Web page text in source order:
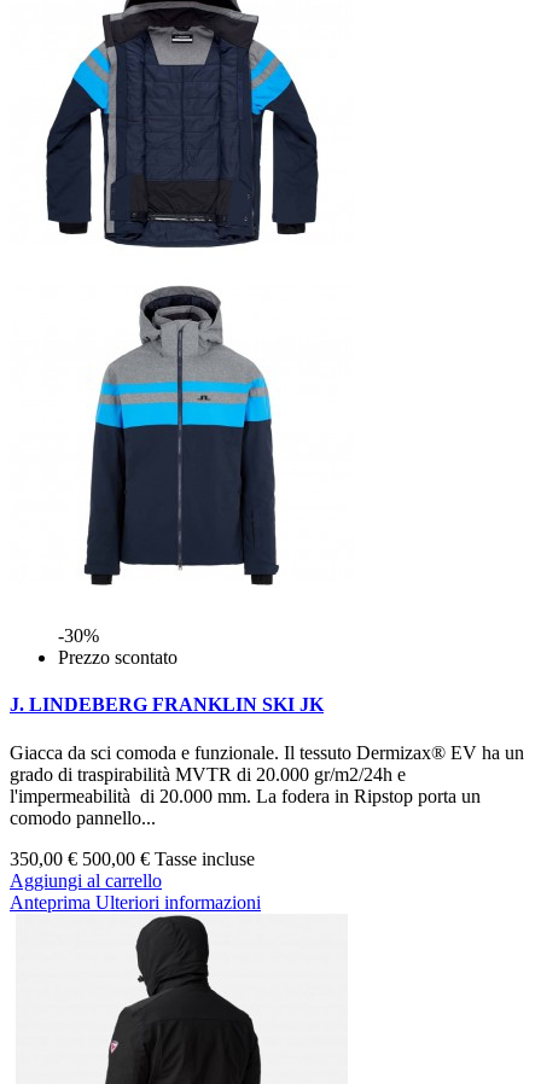
-30%
Prezzo scontato
J. LINDEBERG FRANKLIN SKI JK
Giacca da sci comoda e funzionale. Il tessuto Dermizax® EV ha un
grado di traspirabilità MVTR di 20.000 gr/m2/24h e
l'impermeabilità di 20.000 mm. La fodera in Ripstop porta un
comodo pannello...
350,00 € 500,00 € Tasse incluse
Aggiungi al carrello
Anteprima Ulteriori informazioni